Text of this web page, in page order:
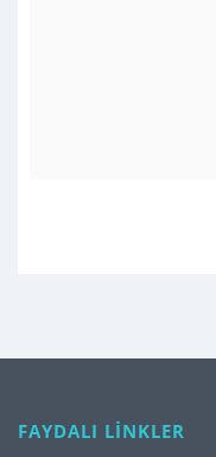
FAYDALI LİNKLER